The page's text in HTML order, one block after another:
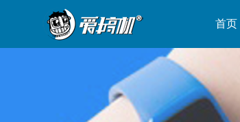
首页